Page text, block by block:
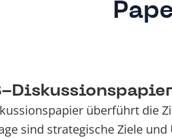
überführt die
sind strategische Ziele